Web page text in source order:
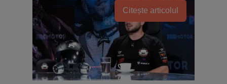
Citește articolul